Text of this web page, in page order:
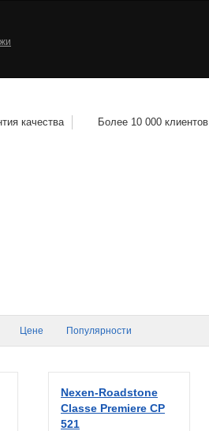
качества Более 10 000 клиентов
Цене Популярности
Nexen-Roadstone
Classe Premiere CP
521